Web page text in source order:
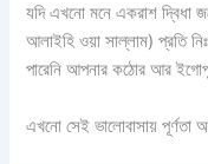
যদি এখনো মনে একরাশ দ্বিধা
আলাইহি ওয়া সাল্লাম) প্রতি
পারেনি আপনার কঠোর আর
এখনো সেই ভালোবাসায় পূর্ণতা